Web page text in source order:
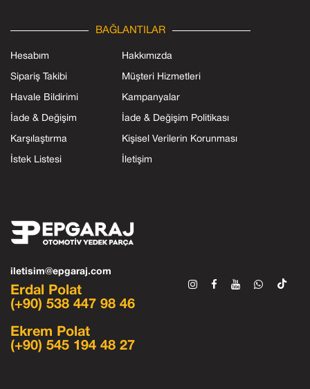
BAĞLANTILAR
Hesabım
Sipariş Takibi
Havale Bildirimi
İade & Değişim
Karşılaştırma
İstek Listesi
Hakkımızda
Müşteri Hizmetleri
Kampanyalar
İade & Değişim Politikası
Kişisel Verilerin Korunması
İletişim
iletisim@epgaraj.com
Erdal Polat
(+90) 538 447 98 46
Ekrem Polat
(+90) 545 194 48 27